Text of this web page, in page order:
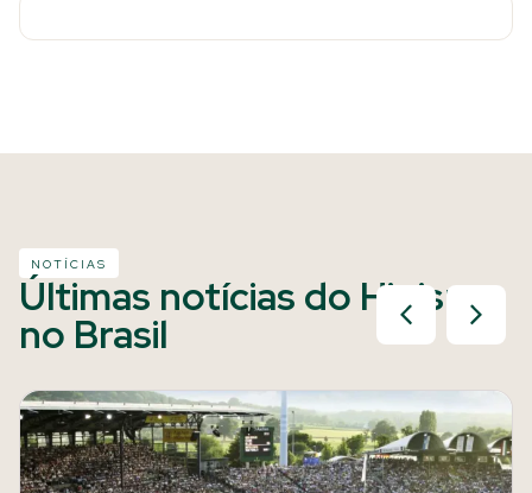
NOTÍCIAS
Últimas notícias do Hipismo
no Brasil